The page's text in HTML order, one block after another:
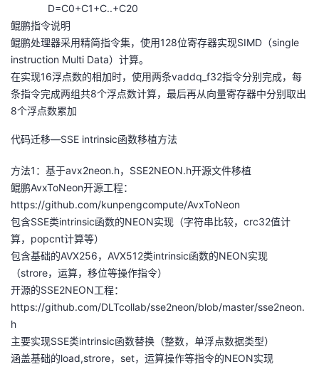
D=C0+C1+C..+C20
鲲鹏指令说明
鲲鹏处理器采用精简指令集，使用128位寄存器实现SIMD（single
instruction Multi Data）计算。
在实现16浮点数的相加时，使用两条vaddq_f32指令分别完成，每
条指令完成两组共8个浮点数计算，最后再从向量寄存器中分别取出
8个浮点数累加
代码迁移—SSE intrinsic函数移植方法
方法1：基于avx2neon.h，SSE2NEON.h开源文件移植
鲲鹏AvxToNeon开源工程：
https://github.com/kunpengcompute/AvxToNeon
包含SSE类intrinsic函数的NEON实现（字符串比较，crc32值计
算，popcnt计算等）
包含基础的AVX256，AVX512类intrinsic函数的NEON实现
（strore，运算，移位等操作指令）
开源的SSE2NEON工程：
https://github.com/DLTcollab/sse2neon/blob/master/sse2neon.
h
主要实现SSE类intrinsic函数替换（整数，单浮点数据类型）
涵盖基础的load,strore，set，运算操作等指令的NEON实现